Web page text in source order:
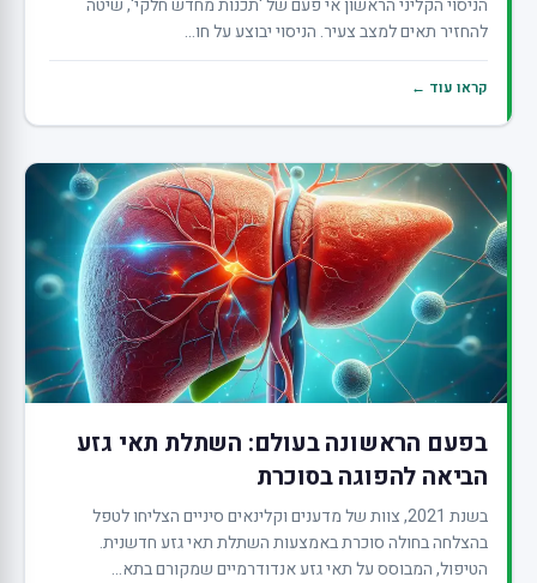
הניסוי הקליני הראשון אי פעם של 'תכנות מחדש חלקי', שיטה
להחזיר תאים למצב צעיר. הניסוי יבוצע על חו...
קראו עוד ←
בפעם הראשונה בעולם: השתלת תאי גזע
הביאה להפוגה בסוכרת
בשנת 2021, צוות של מדענים וקלינאים סיניים הצליחו לטפל
בהצלחה בחולה סוכרת באמצעות השתלת תאי גזע חדשנית.
הטיפול, המבוסס על תאי גזע אנדודרמיים שמקורם בתא...